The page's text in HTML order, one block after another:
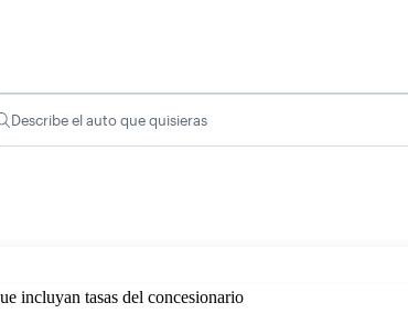
Describe el auto que quisieras
incluyan tasas del concesionario